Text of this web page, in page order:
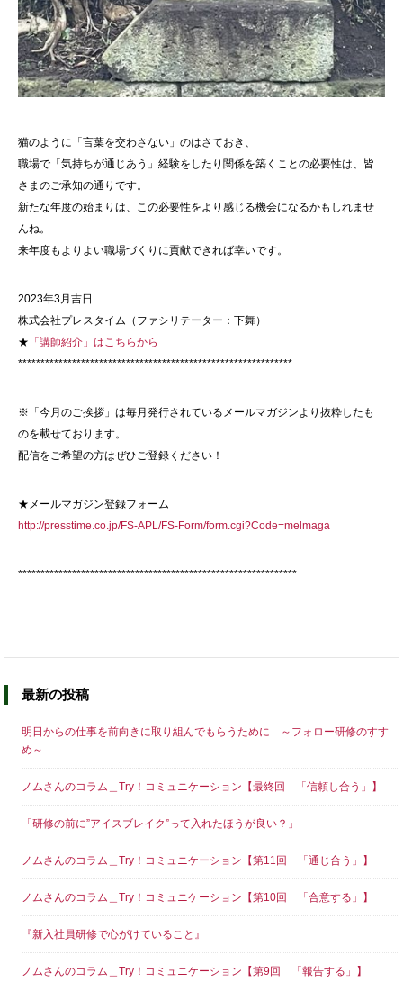
猫のように「言葉を交わさない」のはさておき、
職場で「気持ちが通じあう」経験をしたり関係を築くことの必要性は、 皆
さまのご承知の通りです。
新たな年度の始まりは、この必要性をより感じる機会になるかもしれませ
んね。
来年度もよりよい職場づくりに貢献できれば幸いです。
2023年3月吉日
株式会社プレスタイム（ファシリテーター：下舞）
★ 「講師紹介」はこちらから
*************************************************************
※「今月のご挨拶」は毎月発行されているメールマガジンより抜粋したも
のを載せております。
配信をご希望の方はぜひご登録ください！
★メールマガジン登録フォーム
http://presstime.co.jp/FS-APL/FS-Form/form.cgi?Code=melmaga
**************************************************************
最新の投稿
明日からの仕事を前向きに取り組んでもらうために ～フォロー研修のすす
め～
ノムさんのコラム＿Try！コミュニケーション【最終回 「信頼し合う」】
「研修の前に”アイスブレイク”って入れたほうが良い？」
ノムさんのコラム＿Try！コミュニケーション【第11回 「通じ合う」】
ノムさんのコラム＿Try！コミュニケーション【第10回 「合意する」】
『新入社員研修で心がけていること』
ノムさんのコラム＿Try！コミュニケーション【第9回 「報告する」】